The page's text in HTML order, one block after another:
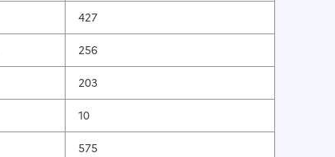
427
256
203
10
575